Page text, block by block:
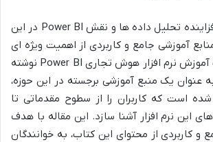
با توجه به اهمیت فزاینده تحلیل داده ها و نقش Power BI در این
آموزشی جامع و کاربردی از اهمیت ویژه ای
برخوردار است. کتاب آموزش نرم افزار هوش تجاری Power BI نوشته
به عنوان یک منبع آموزشی برجسته در این حوزه،
است که کاربران را از سطوح مقدماتی تا
این نرم افزار آشنا سازد. این مقاله با هدف
و کاربردی از محتوای این کتاب، به خوانندگان